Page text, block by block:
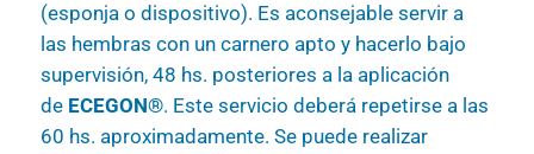
(esponja o dispositivo). Es aconsejable servir a
las hembras con un carnero apto y hacerlo bajo
supervisión, 48 hs. posteriores a la aplicación
de ECEGON®. Este servicio deberá repetirse a las
60 hs. aproximadamente. Se puede realizar